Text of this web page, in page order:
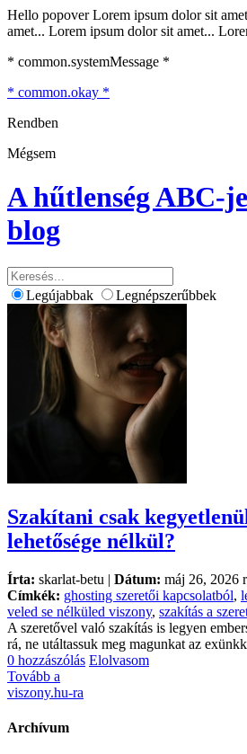
Hello popover Lorem ipsum dolor sit
amet... Lorem ipsum dolor sit amet...
* common.systemMessage *
* common.okay *
Rendben
Mégsem
A hűtlenség ABC-je
blog
Legújabbak Legnépszerűbbek
Szakítani csak
lehetősége nélkül?
Írta: skarlat-betu | Dátum: máj 26, 2026
Címkék: ghosting szeretői kapcsolatból,
veled se nélküled viszony, szakítás a
A szeretővel való szakítás is legyen
rá, ne utáltassuk meg magunkat az
0 hozzászólás Elolvasom
Tovább a
viszony.hu-ra
Archívum